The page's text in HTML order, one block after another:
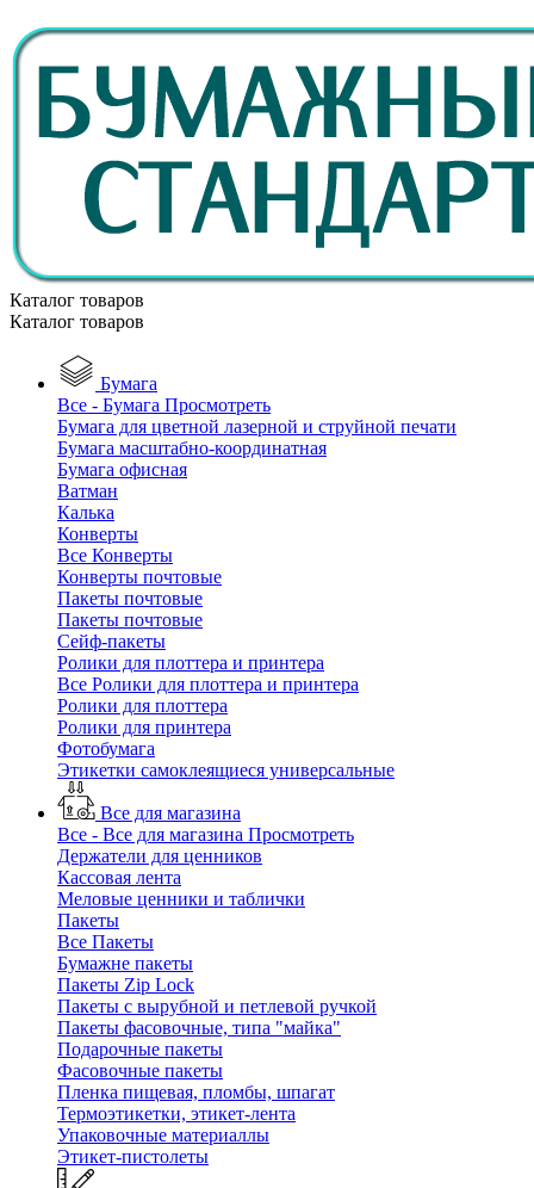
Каталог товаров
Каталог товаров
Бумага
Все - Бумага Просмотреть
Бумага для цветной лазерной и струйной печати
Бумага масштабно-координатная
Бумага офисная
Ватман
Калька
Конверты
Все Конверты
Конверты почтовые
Пакеты почтовые
Пакеты почтовые
Сейф-пакеты
Ролики для плоттера и принтера
Все Ролики для плоттера и принтера
Ролики для плоттера
Ролики для принтера
Фотобумага
Этикетки самоклеящиеся универсальные
Все для магазина
Все - Все для магазина Просмотреть
Держатели для ценников
Кассовая лента
Меловые ценники и таблички
Пакеты
Все Пакеты
Бумажне пакеты
Пакеты Zip Lock
Пакеты с вырубной и петлевой ручкой
Пакеты фасовочные, типа "майка"
Подарочные пакеты
Фасовочные пакеты
Пленка пищевая, пломбы, шпагат
Термоэтикетки, этикет-лента
Упаковочные материаллы
Этикет-пистолеты